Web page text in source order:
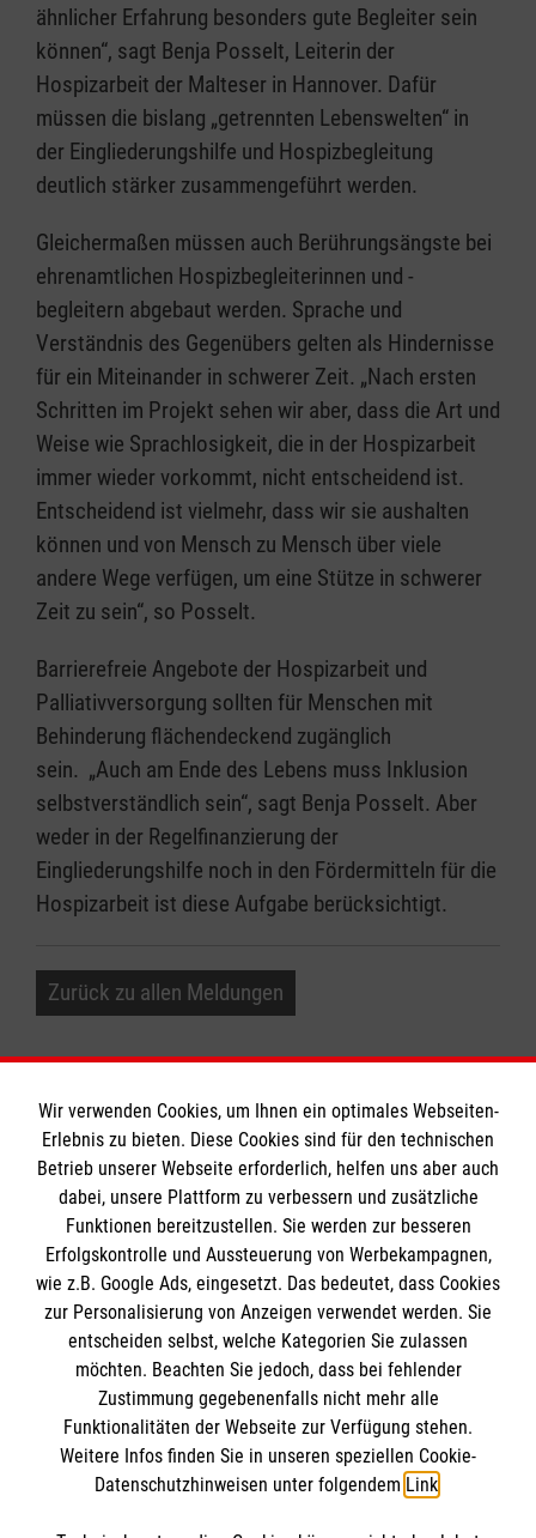
ähnlicher Erfahrung besonders gute Begleiter sein
können“, sagt Benja Posselt, Leiterin der
Hospizarbeit der Malteser in Hannover. Dafür
müssen die bislang „getrennten Lebenswelten“ in
der Eingliederungshilfe und Hospizbegleitung
deutlich stärker zusammengeführt werden.
Gleichermaßen müssen auch Berührungsängste bei
ehrenamtlichen Hospizbegleiterinnen und -
begleitern abgebaut werden. Sprache und
Verständnis des Gegenübers gelten als Hindernisse
für ein Miteinander in schwerer Zeit. „Nach ersten
Schritten im Projekt sehen wir aber, dass die Art und
Weise wie Sprachlosigkeit, die in der Hospizarbeit
immer wieder vorkommt, nicht entscheidend ist.
Entscheidend ist vielmehr, dass wir sie aushalten
können und von Mensch zu Mensch über viele
andere Wege verfügen, um eine Stütze in schwerer
Zeit zu sein“, so Posselt.
Barrierefreie Angebote der Hospizarbeit und
Palliativversorgung sollten für Menschen mit
Behinderung flächendeckend zugänglich
sein. „Auch am Ende des Lebens muss Inklusion
selbstverständlich sein“, sagt Benja Posselt. Aber
weder in der Regelfinanzierung der
Eingliederungshilfe noch in den Fördermitteln für die
Hospizarbeit ist diese Aufgabe berücksichtigt.
Zurück zu allen Meldungen
Informationen
Impressum
Datenschutz
Barrierefreiheit
Kontakt
Die Malteser
Malteser in Deutschland
Malteserorden
Sharepoint
Spendenkonto
Wir verwenden Cookies, um Ihnen ein optimales Webseiten-
Erlebnis zu bieten. Diese Cookies sind für den technischen
Betrieb unserer Webseite erforderlich, helfen uns aber auch
dabei, unsere Plattform zu verbessern und zusätzliche
Funktionen bereitzustellen. Sie werden zur besseren
Erfolgskontrolle und Aussteuerung von Werbekampagnen,
wie z.B. Google Ads, eingesetzt. Das bedeutet, dass Cookies
zur Personalisierung von Anzeigen verwendet werden. Sie
entscheiden selbst, welche Kategorien Sie zulassen
möchten. Beachten Sie jedoch, dass bei fehlender
Zustimmung gegebenenfalls nicht mehr alle
Funktionalitäten der Webseite zur Verfügung stehen.
Weitere Infos finden Sie in unseren speziellen Cookie-
Datenschutzhinweisen unter folgendem Link.